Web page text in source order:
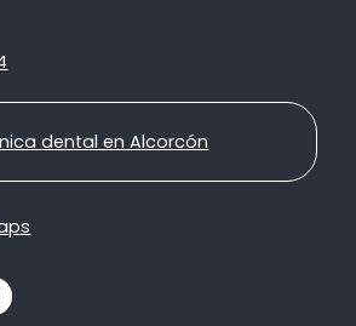
dental en Alcorcón